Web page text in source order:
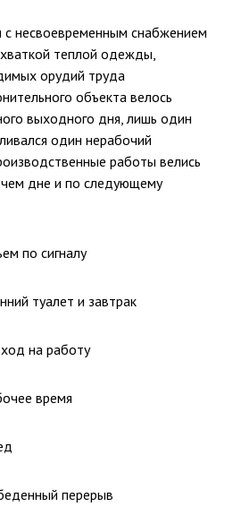
несвоевременным снабжением
теплой одежды,
орудий труда
объекта велось
выходного дня, лишь один
один нерабочий
работы велись
дне и по следующему
по сигналу
туалет и завтрак
на работу
время
перерыв